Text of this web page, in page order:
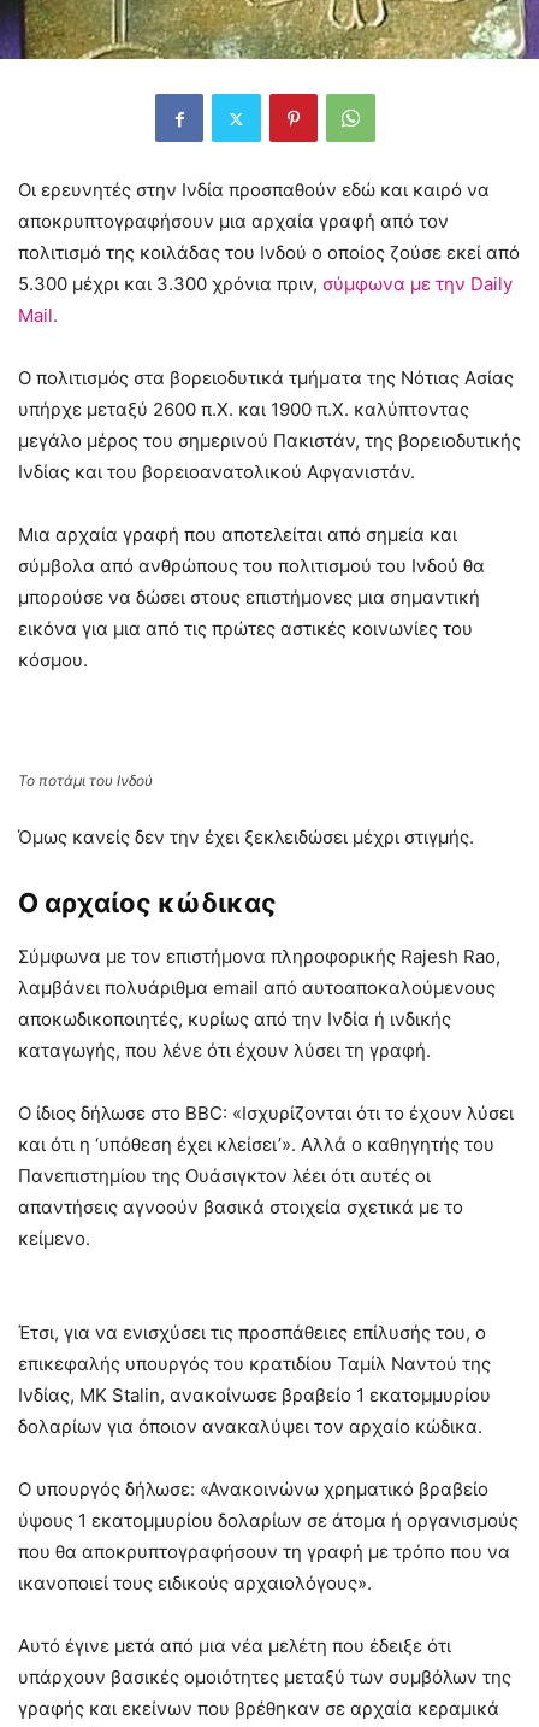
Οι ερευνητές στην Ινδία προσπαθούν εδώ και καιρό να
αποκρυπτογραφήσουν μια αρχαία γραφή από τον
πολιτισμό της κοιλάδας του Ινδού ο οποίος ζούσε εκεί από
5.300 μέχρι και 3.300 χρόνια πριν, σύμφωνα με την Daily
Mail.
Ο πολιτισμός στα βορειοδυτικά τμήματα της Νότιας Ασίας
υπήρχε μεταξύ 2600 π.Χ. και 1900 π.Χ. καλύπτοντας
μεγάλο μέρος του σημερινού Πακιστάν, της βορειοδυτικής
Ινδίας και του βορειοανατολικού Αφγανιστάν.
Μια αρχαία γραφή που αποτελείται από σημεία και
σύμβολα από ανθρώπους του πολιτισμού του Ινδού θα
μπορούσε να δώσει στους επιστήμονες μια σημαντική
εικόνα για μια από τις πρώτες αστικές κοινωνίες του
κόσμου.
Το ποτάμι του Ινδού
Όμως κανείς δεν την έχει ξεκλειδώσει μέχρι στιγμής.
Ο αρχαίος κώδικας
Σύμφωνα με τον επιστήμονα πληροφορικής Rajesh Rao,
λαμβάνει πολυάριθμα email από αυτοαποκαλούμενους
αποκωδικοποιητές, κυρίως από την Ινδία ή ινδικής
καταγωγής, που λένε ότι έχουν λύσει τη γραφή.
Ο ίδιος δήλωσε στο BBC: «Ισχυρίζονται ότι το έχουν λύσει
και ότι η ‘υπόθεση έχει κλείσει’». Αλλά ο καθηγητής του
Πανεπιστημίου της Ουάσιγκτον λέει ότι αυτές οι
απαντήσεις αγνοούν βασικά στοιχεία σχετικά με το
κείμενο.
Έτσι, για να ενισχύσει τις προσπάθειες επίλυσής του, ο
επικεφαλής υπουργός του κρατιδίου Ταμίλ Ναντού της
Ινδίας, MK Stalin, ανακοίνωσε βραβείο 1 εκατομμυρίου
δολαρίων για όποιον ανακαλύψει τον αρχαίο κώδικα.
Ο υπουργός δήλωσε: «Ανακοινώνω χρηματικό βραβείο
ύψους 1 εκατομμυρίου δολαρίων σε άτομα ή οργανισμούς
που θα αποκρυπτογραφήσουν τη γραφή με τρόπο που να
ικανοποιεί τους ειδικούς αρχαιολόγους».
Αυτό έγινε μετά από μια νέα μελέτη που έδειξε ότι
υπάρχουν βασικές ομοιότητες μεταξύ των συμβόλων της
γραφής και εκείνων που βρέθηκαν σε αρχαία κεραμικά